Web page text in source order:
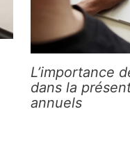
L’importance
dans la
annuels